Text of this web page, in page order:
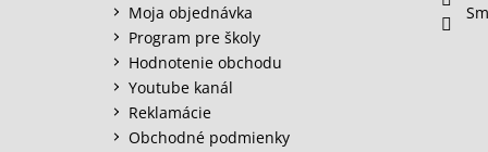
Moja objednávka
Program pre školy
Hodnotenie obchodu
Youtube kanál
Reklamácie
Obchodné podmienky